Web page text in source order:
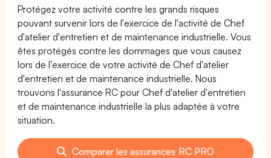
Protégez votre activité contre les grands risques
pouvant survenir lors de l'exercice de l'activité de Chef
d'atelier d'entretien et de maintenance industrielle. Vous
êtes protégés contre les dommages que vous causez
lors de l'exercice de votre activité de Chef d'atelier
d'entretien et de maintenance industrielle. Nous
trouvons l'assurance RC pour Chef d'atelier d'entretien
et de maintenance industrielle la plus adaptée à votre
situation.
Comparer les assurances RC PRO